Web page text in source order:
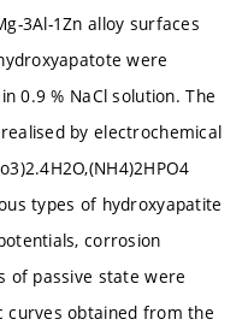
3Al-1Zn alloy surfaces
were
0.9 % NaCl solution. The
by electrochemical
types of hydroxyapatite
corrosion
of passive state were
curves obtained from the